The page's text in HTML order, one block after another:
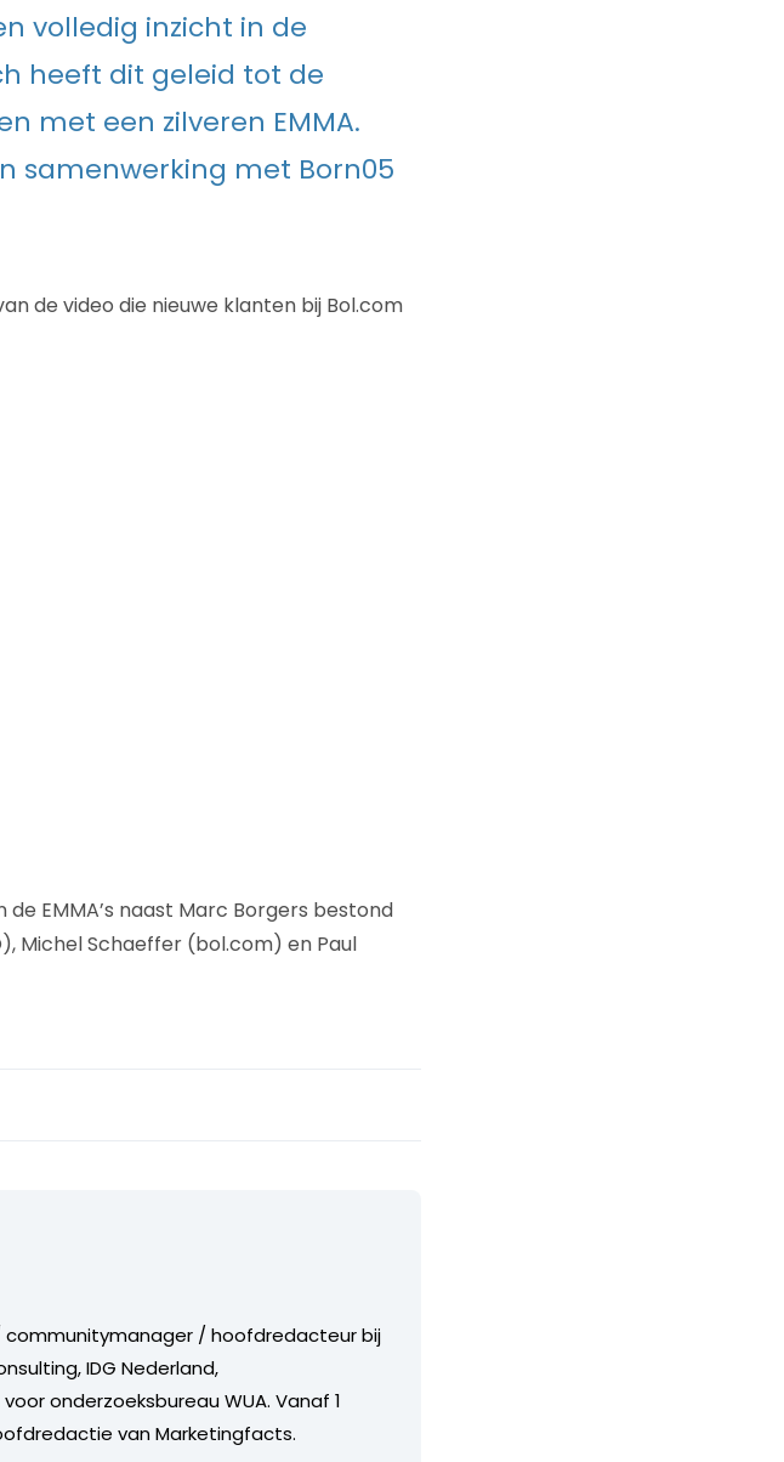
volledig inzicht in de
heeft dit geleid tot de
met een zilveren EMMA.
samenwerking met Born05
de video die nieuwe klanten bij Bol.com
EMMA’s naast Marc Borgers bestond
Michel Schaeffer (bol.com) en Paul
communitymanager / hoofdredacteur bij
IDG Nederland,
onderzoeksbureau WUA. Vanaf 1
van Marketingfacts.